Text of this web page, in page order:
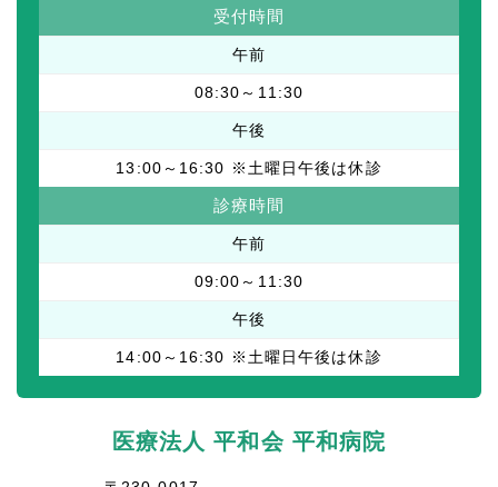
受付時間
午前
08:30～11:30
午後
13:00～16:30 ※土曜日午後は休診
診療時間
午前
09:00～11:30
午後
14:00～16:30 ※土曜日午後は休診
医療法人 平和会 平和病院